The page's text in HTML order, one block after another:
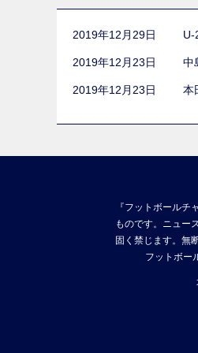
2019年12月29日 U-
2019年12月23日 中
2019年12月23日 本
『フットボール
ものです。ニュー
固く禁じます。無
フットボー